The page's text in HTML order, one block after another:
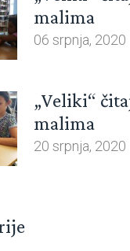
malima
06 srpnja, 2020
„Veliki“
malima
20 srpnja, 2020